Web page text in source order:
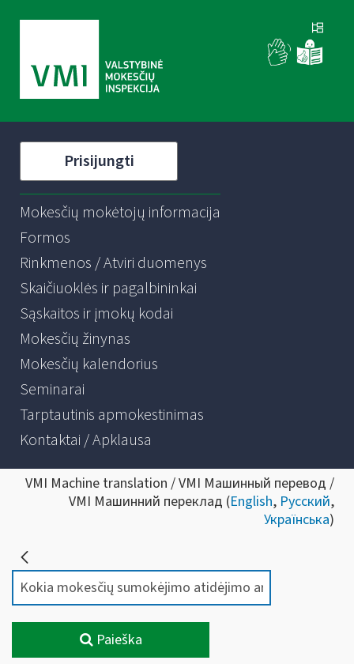
Prisijungti
Mokesčių mokėtojų informacija
Formos
Rinkmenos / Atviri duomenys
Skaičiuoklės ir pagalbininkai
Sąskaitos ir įmokų kodai
Mokesčių žinynas
Mokesčių kalendorius
Seminarai
Tarptautinis apmokestinimas
Kontaktai / Apklausa
VMI Machine translation / VMI Машинный перевод /
VMI Машинний переклад (English, Русский,
Українська)
Paieška